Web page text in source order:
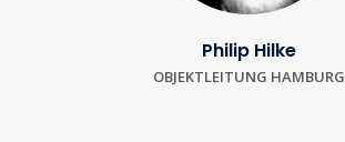
Philip Hilke
OBJEKTLEITUNG HAMBURG